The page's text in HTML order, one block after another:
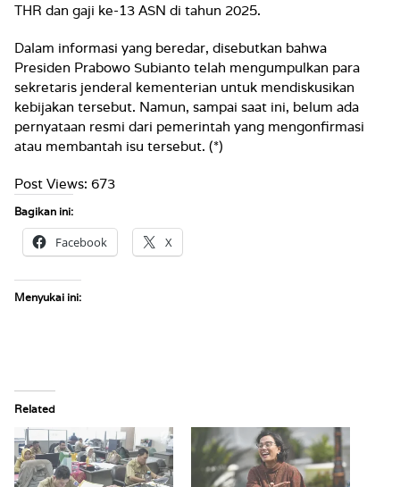
THR dan gaji ke-13 ASN di tahun 2025.
Dalam informasi yang beredar, disebutkan bahwa
Presiden Prabowo Subianto telah mengumpulkan para
sekretaris jenderal kementerian untuk mendiskusikan
kebijakan tersebut. Namun, sampai saat ini, belum ada
pernyataan resmi dari pemerintah yang mengonfirmasi
atau membantah isu tersebut. (*)
Post Views: 673
Bagikan ini:
Facebook X
Menyukai ini:
Related